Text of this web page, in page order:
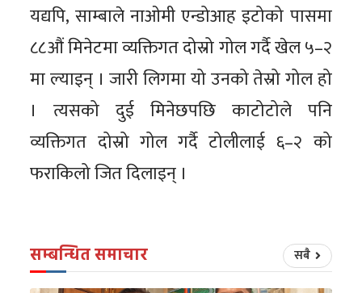
यद्यपि, साम्बाले नाओमी एन्डोआह इटोको पासमा
८८औं मिनेटमा व्यक्तिगत दोस्रो गोल गर्दै खेल ५–२
मा ल्याइन् । जारी लिगमा यो उनको तेस्रो गोल हो
। त्यसको दुई मिनेछपछि काटोटोले पनि
व्यक्तिगत दोस्रो गोल गर्दै टोलीलाई ६–२ को
फराकिलो जित दिलाइन् ।
सम्बन्धित समाचार सबै